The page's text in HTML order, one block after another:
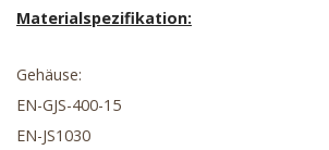
Materialspezifikation:
Gehäuse:
EN-GJS-400-15
EN-JS1030